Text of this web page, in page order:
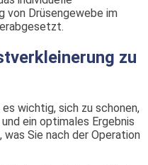
von Drüsengewebe im
zu
wichtig, sich zu schonen,
ein optimales Ergebnis
was Sie nach der Operation